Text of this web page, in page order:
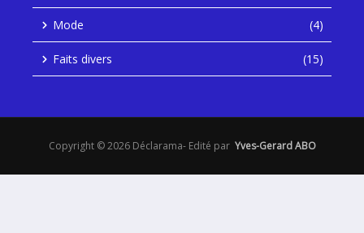
Mode (4)
Faits divers (15)
Copyright © 2026 Déclarama- Edité par Yves-Gerard ABO